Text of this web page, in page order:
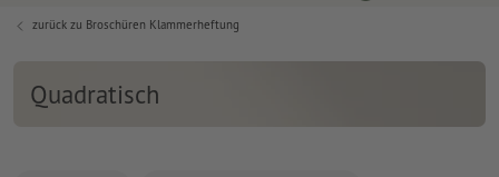
zurück zu Broschüren Klammerheftung
Quadratisch